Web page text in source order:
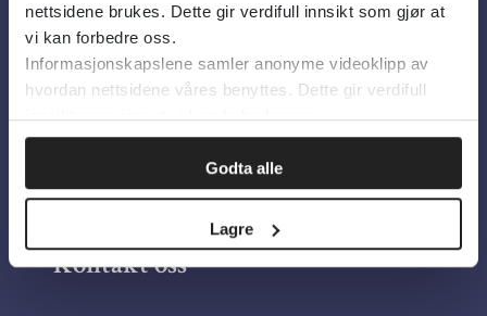
nettsidene brukes. Dette gir verdifull innsikt som gjør at
vi kan forbedre oss.
Informasjonskapslene samler anonyme videoklipp av
hvordan nettsidene våres benyttes. Dette gir verdifull
innsikt som gjør at vi kan forbedre oss.
Godta alle
Lagre
Om Helsebiblioteket
Personvern og informasjonskapsler
Tilgjengelighetserklæring
Information in English
Bilder fra Colourbox.com
Kontakt oss